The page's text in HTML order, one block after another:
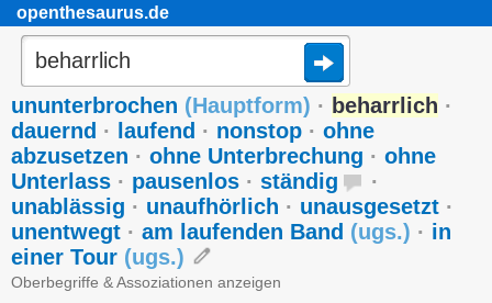
openthesaurus.de
ununterbrochen (Hauptform) · beharrlich ·
dauernd · laufend · nonstop · ohne
abzusetzen · ohne Unterbrechung · ohne
Unterlass · pausenlos · ständig
·
unablässig · unaufhörlich · unausgesetzt ·
unentwegt · am laufenden Band (ugs.) · in
einer Tour (ugs.)
Oberbegriffe & Assoziationen anzeigen